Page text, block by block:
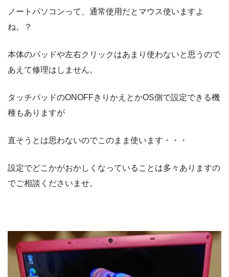
ノートパソコンって、通常使用だとマウス使いますよ
ね。？
本体のパッドや左右クリックはあまり使わないと思うので
あえて修理はしません。
タッチパッドのONOFFきりかえとかOS側で設定できる機
種もありますが
直そうとは思わないのでこのまま使います・・・
設定でどこかがおかしくなっていることは多々ありますの
でご相談くださいませ。